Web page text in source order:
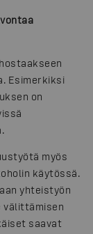
Esimerkiksi
on
myös
käytössä.
yhteistyön
välittämisen
saavat